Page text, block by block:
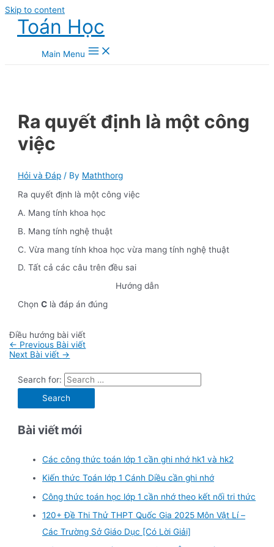
Skip to content
Toán Học
Main Menu
Ra quyết định là một công
việc
Hỏi và Đáp / By Maththorg
Ra quyết định là một công việc
A. Mang tính khoa học
B. Mang tính nghệ thuật
C. Vừa mang tính khoa học vừa mang tính nghệ thuật
D. Tất cả các câu trên đều sai
Hướng dẫn
ChọnC là đáp án đúng
Điều hướng bài viết
← Previous Bài viết
Next Bài viết →
Search for:
Bài viết mới
Các công thức toán lớp 1 cần ghi nhớ hk1 và hk2
Kiến thức Toán lớp 1 Cánh Diều cần ghi nhớ
Công thức toán học lớp 1 cần nhớ theo kết nối tri thức
120+ Đề Thi Thử THPT Quốc Gia 2025 Môn Vật Lí –
Các Trường Sở Giáo Dục [Có Lời Giải]